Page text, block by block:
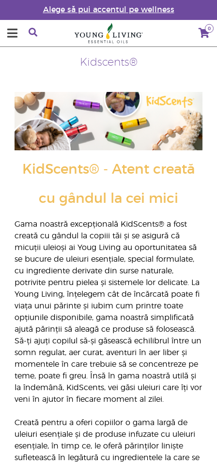
Alege să pui accentul pe wellness
0
Kidscents®
KidScents® - Atent creată
cu gândul la cei mici
Gama noastră excepțională KidScents® a fost
creată cu gândul la copiii tăi și se asigură că
micuții uleioși ai Youg Living au oportunitatea să
se bucure de uleiuri esențiale, special formulate,
cu ingrediente derivate din surse naturale,
potrivite pentru pielea și sistemele lor delicate. La
Young Living, înțelegem cât de încărcată poate fi
viața unui părinte și iubim cum printre toate
opțiunile disponibile, gama noastră simplificată
ajută părinții să aleagă ce produse să folosească.
Să-ți ajuți copilul să-și găsească echilibrul între un
somn regulat, aer curat, aventuri în aer liber și
momentele în care trebuie să se concentreze pe
teme, poate fi greu. Însă în gama noastră utilă și
la îndemână, KidScents, vei găsi uleiuri care îți vor
veni în ajutor în fiecare moment al zilei.
Creată pentru a oferi copiilor o gama largă de
uleiuri esențiale și de produse infuzate cu uleiuri
esențiale, în timp ce, le oferă părinților liniște
sufletească în legătură cu ingredientele la care se